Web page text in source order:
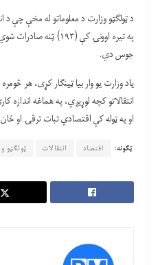
د ټولګټو وزارت د معلوماتو له مخې چې د
په تیره اوونۍ کې (۱۹۳)
جوس دي.
یاد وزارت یو وار بیا ټینګار کړی، هر
انتقالاتو کچه لوړيږي، په هماغه اندازه
او په ټوله کې اقتصادي ثبات ترقۍ او
ټګونه: اقتصاد انتقالات ټولګټو